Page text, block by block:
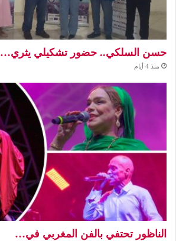
حسن السلكي.. حضور تشكيلي يثري…
منذ 4 أيام
الناظور تحتفي بالفن المغربي في…